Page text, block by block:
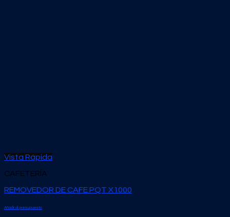
Vista Rápida
CAFETERÍA
REMOVEDOR DE CAFE PQT X1000
Añadir al presupuesto